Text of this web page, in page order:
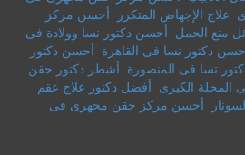
علاج الإجهاض المتكرر
أحسن مركز
منع الحمل
أحسن دكتور نسا وولادة فى
دكتور نسا فى القاهرة
أحسن دكتور
تسا فى المنصورة
أشطر دكتور حقن
المحلة الكبرى
أفضل دكتور علاج عقم
أحسن مركز حقن مجهرى فى